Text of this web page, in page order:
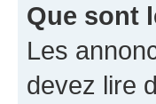
Que sont
Les
devez lire